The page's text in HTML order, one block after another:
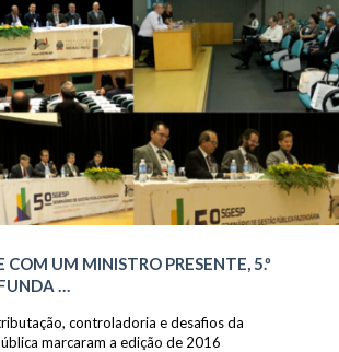
UM MINISTRO PRESENTE, 5.º
…
controladoria e desafios da
marcaram a edição de 2016